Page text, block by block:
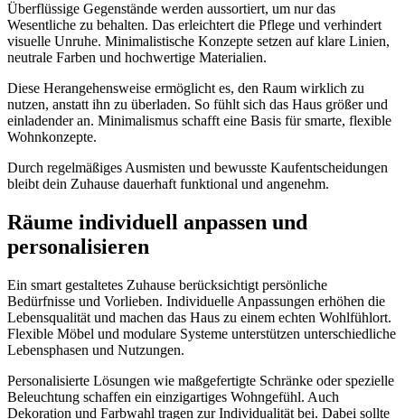
Überflüssige Gegenstände werden aussortiert, um nur das
Wesentliche zu behalten. Das erleichtert die Pflege und verhindert
visuelle Unruhe. Minimalistische Konzepte setzen auf klare Linien,
neutrale Farben und hochwertige Materialien.
Diese Herangehensweise ermöglicht es, den Raum wirklich zu
nutzen, anstatt ihn zu überladen. So fühlt sich das Haus größer und
einladender an. Minimalismus schafft eine Basis für smarte, flexible
Wohnkonzepte.
Durch regelmäßiges Ausmisten und bewusste Kaufentscheidungen
bleibt dein Zuhause dauerhaft funktional und angenehm.
Räume individuell anpassen und
personalisieren
Ein smart gestaltetes Zuhause berücksichtigt persönliche
Bedürfnisse und Vorlieben. Individuelle Anpassungen erhöhen die
Lebensqualität und machen das Haus zu einem echten Wohlfühlort.
Flexible Möbel und modulare Systeme unterstützen unterschiedliche
Lebensphasen und Nutzungen.
Personalisierte Lösungen wie maßgefertigte Schränke oder spezielle
Beleuchtung schaffen ein einzigartiges Wohngefühl. Auch
Dekoration und Farbwahl tragen zur Individualität bei. Dabei sollte